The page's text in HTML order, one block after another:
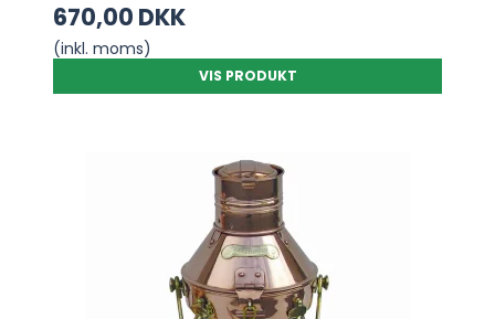
670,00 DKK
(inkl. moms)
VIS PRODUKT